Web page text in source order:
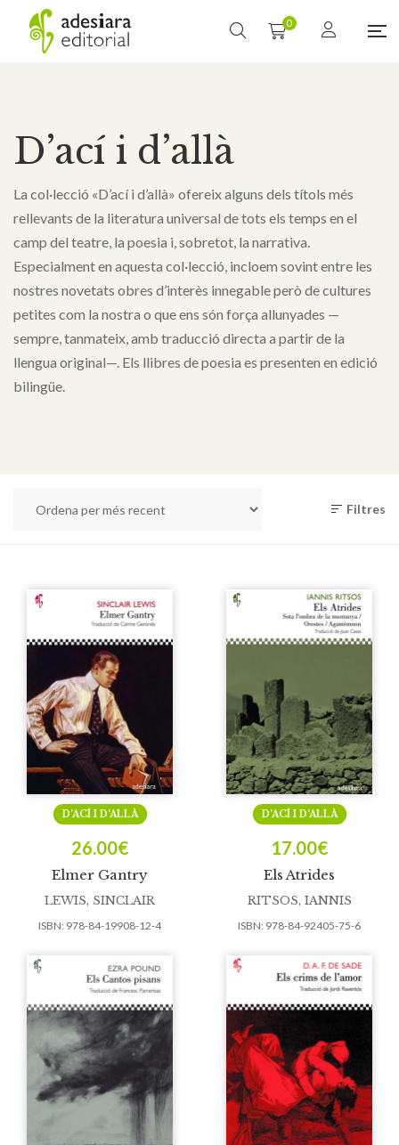
0
D’ací i d’allà
La col·lecció «D’ací i d’allà» ofereix alguns dels títols més
rellevants de la literatura universal de tots els temps en el
camp del teatre, la poesia i, sobretot, la narrativa.
Especialment en aquesta col·lecció, incloem sovint entre les
nostres novetats obres d’interès innegable però de cultures
petites com la nostra o que ens són força allunyades —
sempre, tanmateix, amb traducció directa a partir de la
llengua original—. Els llibres de poesia es presenten en edició
bilingüe.
Filtres
Elmer Gantry
D’ACÍ I D’ALLÀ
26.00€
LEWIS, SINCLAIR
ISBN: 978-84-19908-12-4
Els Atrides
D’ACÍ I D’ALLÀ
17.00€
RITSOS, IANNIS
ISBN: 978-84-92405-75-6